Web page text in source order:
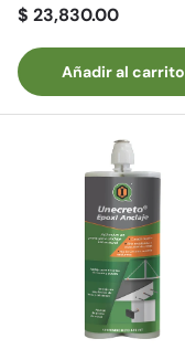
Precio normal
$ 23,830.00
Añadir al carrito